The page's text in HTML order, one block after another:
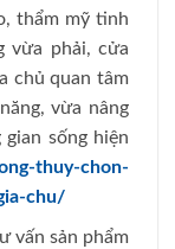
thẩm mỹ tinh
vừa phải, cửa
chủ quan tâm
vừa nâng
sống hiện
thuy-chon-
chu/
vấn sản phẩm